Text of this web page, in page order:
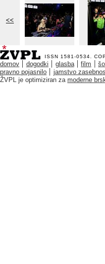
<<
ISSN 1581-0534.
domov dogodki glasba film
pravno pojasnilo
jamstvo
ŽVPL je optimiziran za moderne